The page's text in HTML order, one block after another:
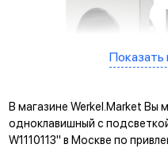
Показать
В магазине Werkel.Market Вы
одноклавишный с
W1110113" в Москве по